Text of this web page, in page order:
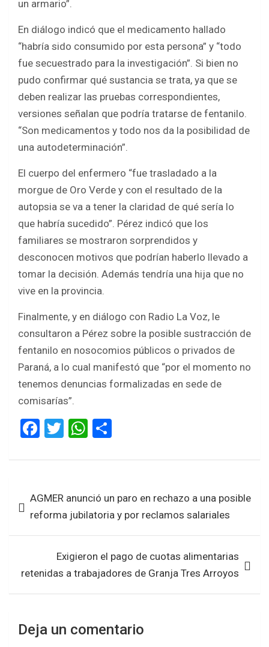
un armario”.
En diálogo indicó que el medicamento hallado
“habría sido consumido por esta persona” y “todo
fue secuestrado para la investigación”. Si bien no
pudo confirmar qué sustancia se trata, ya que se
deben realizar las pruebas correspondientes,
versiones señalan que podría tratarse de fentanilo.
“Son medicamentos y todo nos da la posibilidad de
una autodeterminación”.
El cuerpo del enfermero “fue trasladado a la
morgue de Oro Verde y con el resultado de la
autopsia se va a tener la claridad de qué sería lo
que habría sucedido”. Pérez indicó que los
familiares se mostraron sorprendidos y
desconocen motivos que podrían haberlo llevado a
tomar la decisión. Además tendría una hija que no
vive en la provincia.
Finalmente, y en diálogo con Radio La Voz, le
consultaron a Pérez sobre la posible sustracción de
fentanilo en nosocomios públicos o privados de
Paraná, a lo cual manifestó que “por el momento no
tenemos denuncias formalizadas en sede de
comisarías”.
F
ce
o
o
k
T
tt
W
at
A
p
p
ar
de AGMER anunció un paro en rechazo a una posible
reforma jubilatoria y por reclamos salariales
Exigieron el pago de cuotas alimentarias
retenidas a trabajadores de Granja Tres Arroyos
Deja un comentario